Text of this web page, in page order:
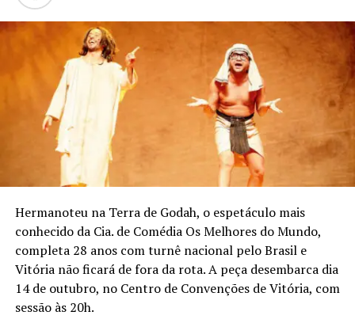
Hermanoteu na Terra de Godah, o espetáculo mais
conhecido da Cia. de Comédia Os Melhores do Mundo,
completa 28 anos com turnê nacional pelo Brasil e
Vitória não ficará de fora da rota. A peça desembarca dia
14 de outubro, no Centro de Convenções de Vitória, com
sessão às 20h.